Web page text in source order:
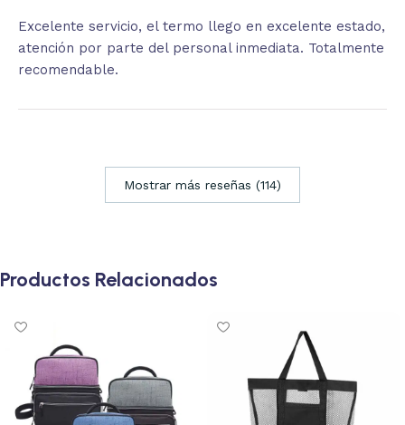
Excelente servicio, el termo llego en excelente estado,
atención por parte del personal inmediata. Totalmente
recomendable.
Mostrar más reseñas (114)
Productos Relacionados